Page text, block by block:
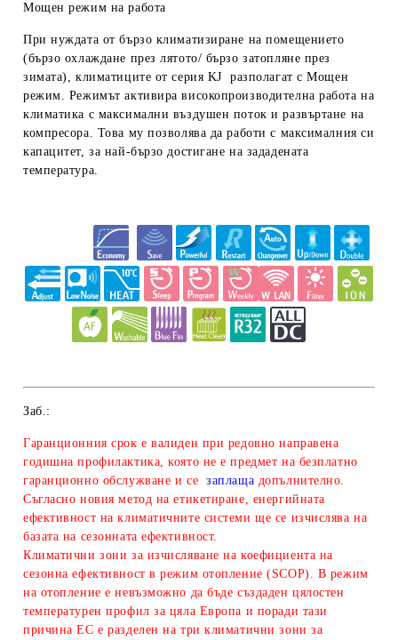
Мощен режим на работа
При нуждата от бързо климатизиране на помещението
(бързо охлаждане през лятото/ бързо затопляне през
зимата), климатиците от серия KJ разполагат с Мощен
режим. Режимът активира високопроизводителна работа на
климатика с максимални въздушен поток и развъртане на
компресора. Това му позволява да работи с максималния си
капацитет, за най-бързо достигане на зададената
температура.
Заб.:
Гаранционния срок е валиден при редовно направена
годишна профилактика, която не е предмет на безплатно
гаранционно обслужване и се заплаща допълнително.
Съгласно новия метод на етикетиране, енергийната
ефективност на климатичните системи ще се изчислява на
базата на сезонната ефективност.
Климатични зони за изчисляванена коефициента на
сезонна ефективност в режим отопление (SCOP). В режим
на отопление е невъзможно да бъде създаден цялостен
температурен профил за цяла Европа и поради тази
причина ЕС е разделен на три климатични зони за